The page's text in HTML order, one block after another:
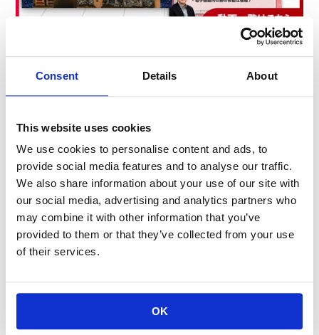
Consent Details About
This website uses cookies
We use cookies to personalise content and ads, to
provide social media features and to analyse our traffic.
We also share information about your use of our site with
our social media, advertising and analytics partners who
may combine it with other information that you’ve
provided to them or that they’ve collected from your use
of their services.
OK
一般公開中の動画はこちら
・ 熱計算と「流れ」の関係
製品のお問い合わせはこちら
お客様の課題に合わせてご提案します。お気軽にご相談く
ださい。
よくあるご質問
お問い合わせフォーム